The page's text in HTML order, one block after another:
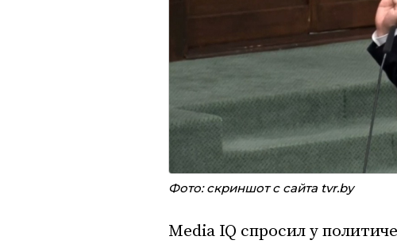
Фото: скриншот с сайта tvr.by
Media IQ спросил у